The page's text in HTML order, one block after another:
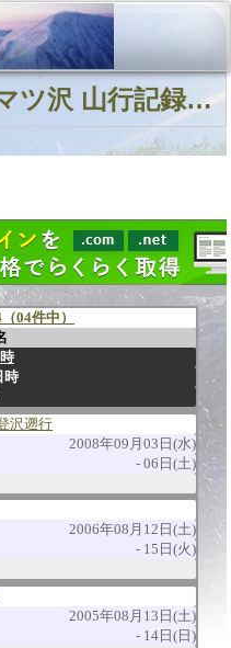
『北海道中南部 ソエマツ沢 山行記録』に関連する山行
04件中）
時
沢遡行
2008年09月03日(水)
06日(土)
2006年08月12日(土)
15日(火)
2005年08月13日(土)
14日(日)